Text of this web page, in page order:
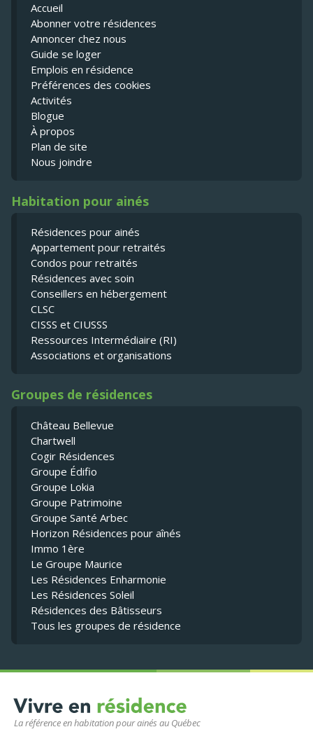
La référence en habitation pour ainés au Québec
Accueil
Abonner votre résidences
Annoncer chez nous
Guide se loger
Emplois en résidence
Préférences des cookies
Activités
Blogue
À propos
Plan de site
Nous joindre
Habitation pour ainés
Résidences pour ainés
Appartement pour retraités
Condos pour retraités
Résidences avec soin
Conseillers en hébergement
CLSC
CISSS et CIUSSS
Ressources Intermédiaire (RI)
Associations et organisations
Groupes de résidences
Château Bellevue
Chartwell
Cogir Résidences
Groupe Édifio
Groupe Lokia
Groupe Patrimoine
Groupe Santé Arbec
Horizon Résidences pour aînés
Immo 1ère
Le Groupe Maurice
Les Résidences Enharmonie
Les Résidences Soleil
Résidences des Bâtisseurs
Tous les groupes de résidence